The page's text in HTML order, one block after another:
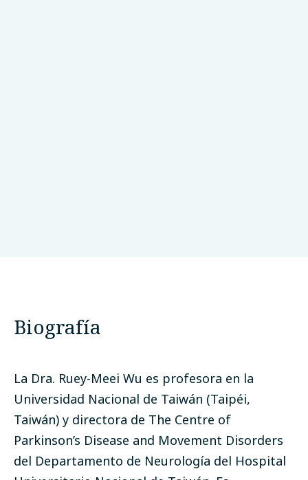
Biografía
La Dra. Ruey-Meei Wu es profesora en la
Universidad Nacional de Taiwán (Taipéi,
Taiwán) y directora de The Centre of
Parkinson’s Disease and Movement Disorders
del Departamento de Neurología del Hospital